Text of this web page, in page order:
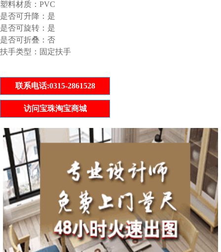
塑料材质：PVC
是否可升降：是
是否可旋转：是
是否可折叠：否
扶手类型：固定扶手
联系电话:0315-2861528
访问宝珠淘宝商城